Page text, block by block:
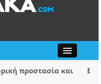
προστασία και